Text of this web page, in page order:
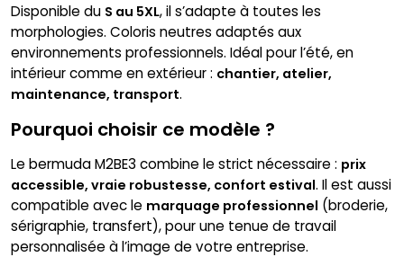
Disponible du S au 5XL, il s’adapte à toutes les
morphologies. Coloris neutres adaptés aux
environnements professionnels. Idéal pour l’été, en
intérieur comme en extérieur : chantier, atelier,
maintenance, transport.
Pourquoi choisir ce modèle ?
Le bermuda M2BE3 combine le strict nécessaire : prix
accessible, vraie robustesse, confort estival. Il est aussi
compatible avec le marquage professionnel (broderie,
sérigraphie, transfert), pour une tenue de travail
personnalisée à l’image de votre entreprise.